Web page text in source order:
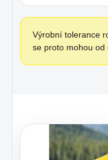
Výrobní tolerance
se proto mohou od